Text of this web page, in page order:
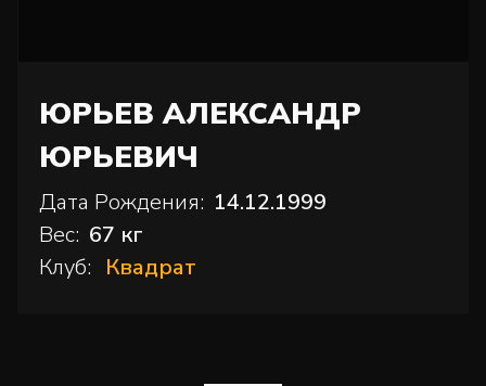
ЮРЬЕВ АЛЕКСАНДР
ЮРЬЕВИЧ
Дата Рождения: 14.12.1999
Вес: 67 кг
Клуб: Квадрат